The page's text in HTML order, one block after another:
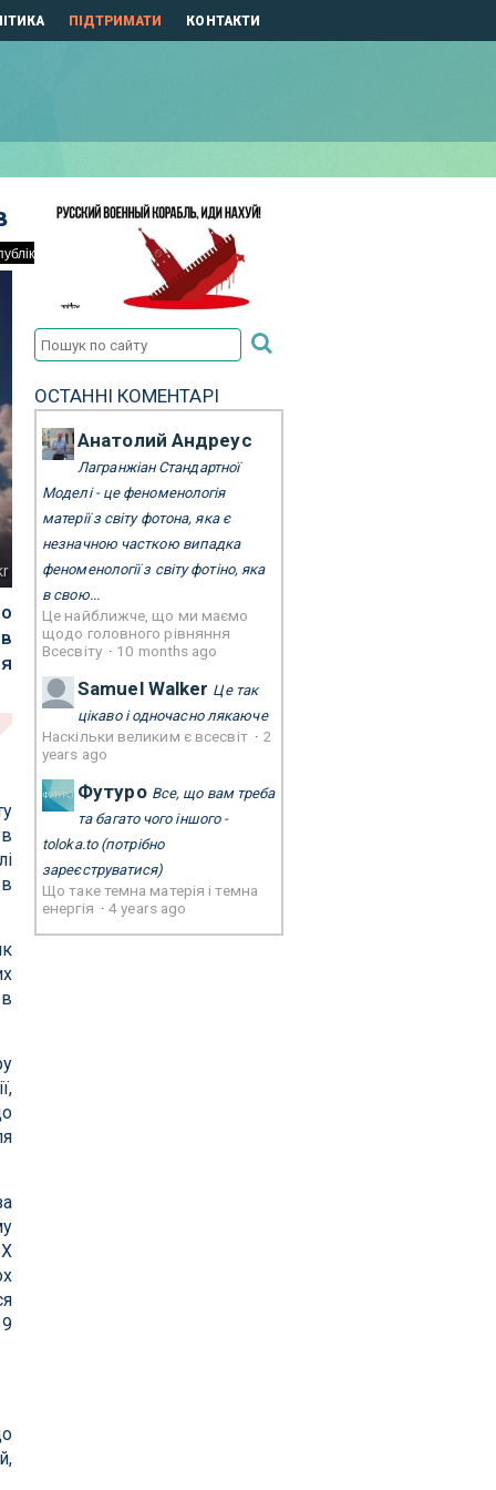
ПІДТРИМАТИ КОНТАКТИ
ОСТАННІ КОМЕНТАРІ
Анатолий Андреус
Лагранжіан Стандартної
Моделі - це феноменологія
матерії з світу фотона, яка є
незначною часткою випадка
феноменології з світу фотіно, яка
в свою...
Це найближче, що ми маємо
щодо головного рівняння
Всесвіту · 10 months ago
Samuel Walker Це так
цікаво і одночасно лякаюче
Наскільки великим є всесвіт · 2
years ago
Футуро Все, що вам треба
та багато чого іншого -
toloka.to(потрібно
зареєструватися)
Що таке темна матерія і темна
енергія ·4 years ago